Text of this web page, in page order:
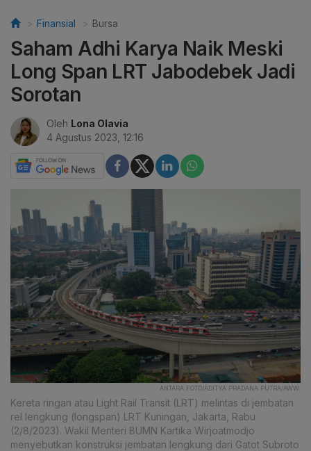
Finansial Bursa
Saham Adhi Karya Naik Meski
Long Span LRT Jabodebek Jadi
Sorotan
Oleh Lona Olavia
4 Agustus 2023, 12:16
ANTARA FOTO/ADITYA PRADANA PUTRA/AWW.
Kereta ringan atau Light Rail Transit (LRT) melintas di jembatan
rel lengkung (longspan) LRT Kuningan, Jakarta, Rabu
(2/8/2023). Wakil Menteri BUMN Kartika Wirjoatmodjo
menyebutkan konstruksi jembatan lengkung dari Gatot Subroto